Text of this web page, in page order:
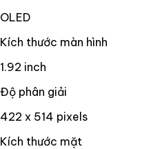
OLED
Kích thước màn hình
1.92 inch
Độ phân giải
422 x 514 pixels
Kích thước mặt